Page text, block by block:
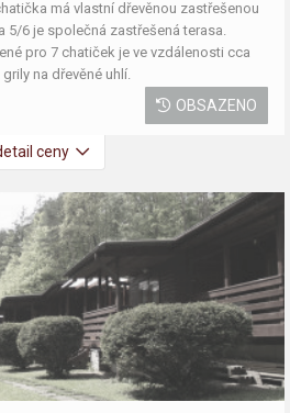
má vlastní dřevěnou zastřešenou
5/6 je společná zastřešená terasa.
pro 7 chatiček je ve vzdálenosti cca
na dřevěné uhlí.
OBSAZENO
ceny